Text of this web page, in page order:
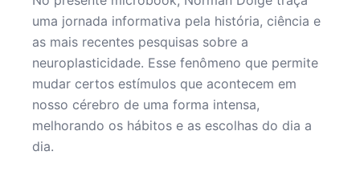
uma jornada informativa pela história, ciência e
as mais recentes pesquisas sobre a
neuroplasticidade. Esse fenômeno que permite
mudar certos estímulos que acontecem em
nosso cérebro de uma forma intensa,
melhorando os hábitos e as escolhas do dia a
dia.